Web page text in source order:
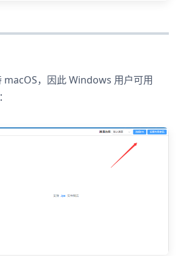
macOS，因此 Windows 用户可用